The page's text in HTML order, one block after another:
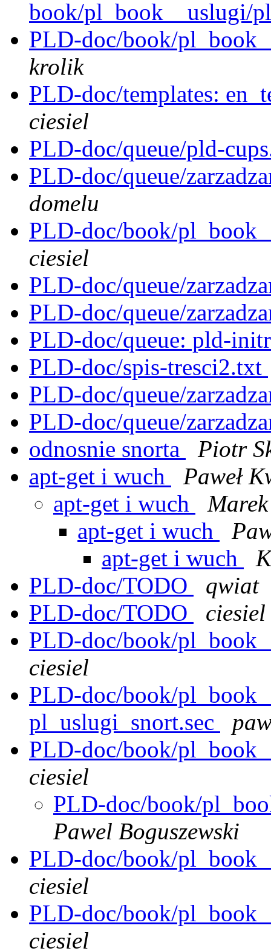
book/pl_book__uslugi/
PLD-doc/book/
krolik
PLD-doc/templates:
ciesiel
PLD-doc/queue/pld-
PLD-doc/queue/
domelu
PLD-doc/book/
ciesiel
PLD-doc/queue/
PLD-doc/queue/
PLD-doc/queue: pld-
PLD-doc/spis-tresci2.txt
PLD-doc/queue/
PLD-doc/queue/
odnosnie snorta
Piotr
apt-get i wuch
Paweł
apt-get i wuch
apt-get i wuch
apt-get i wuch
PLD-doc/TODO
qwiat
PLD-doc/TODO
ciesiel
PLD-doc/book/
ciesiel
PLD-doc/book/
pl_uslugi_snort.sec
PLD-doc/book/
ciesiel
PLD-doc/book/
Pawel Boguszewski
PLD-doc/book/
ciesiel
PLD-doc/book/
ciesiel